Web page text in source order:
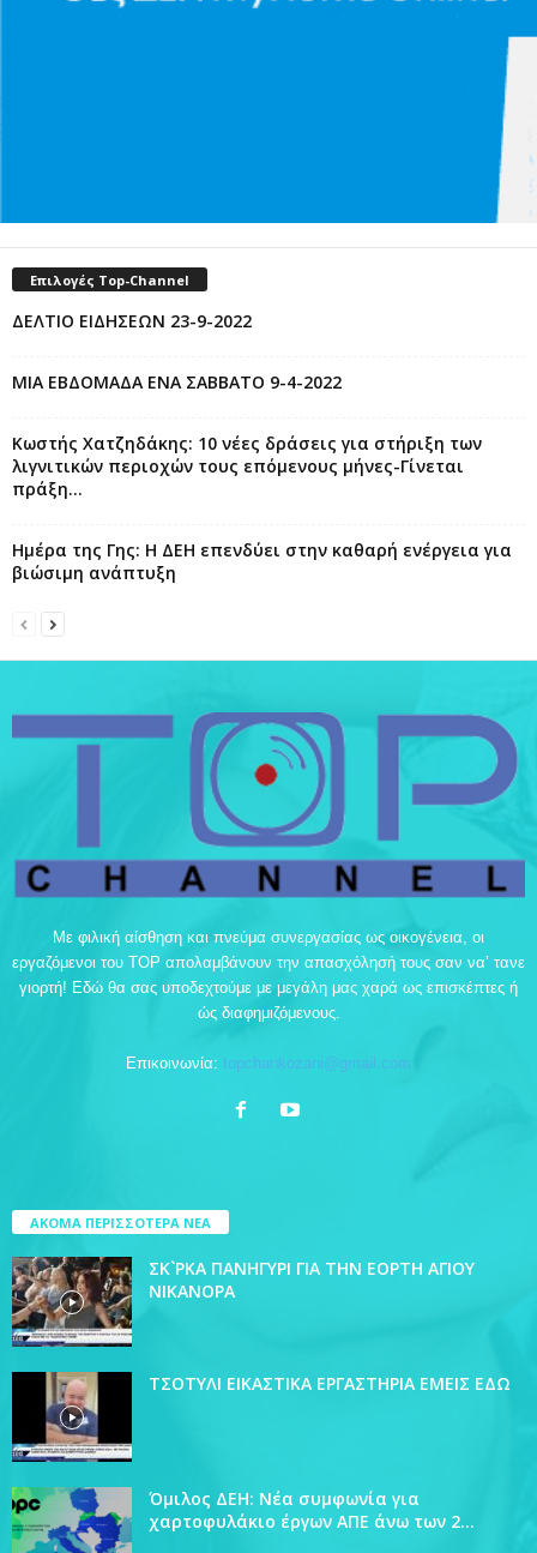
Επιλογές Top-Channel
ΔΕΛΤΙΟ ΕΙΔΗΣΕΩΝ 23-9-2022
ΜΙΑ ΕΒΔΟΜΑΔΑ ΕΝΑ ΣΑΒΒΑΤΟ 9-4-2022
Κωστής Χατζηδάκης: 10 νέες δράσεις για στήριξη των
λιγνιτικών περιοχών τους επόμενους μήνες-Γίνεται
πράξη...
Ημέρα της Γης: Η ΔΕΗ επενδύει στην καθαρή ενέργεια για
βιώσιμη ανάπτυξη
Με φιλική αίσθηση και πνεύμα συνεργασίας ως οικογένεια, οι
εργαζόμενοι του TOP απολαμβάνουν την απασχόλησή τους σαν να’ τανε
γιορτή! Εδώ θα σας υποδεχτούμε με μεγάλη μας χαρά ως επισκέπτες ή
ώς διαφημιζόμενους.
Επικοινωνία: topchankozani@gmail.com
ΑΚΟΜΑ ΠΕΡΙΣΣΟΤΕΡΑ ΝΕΑ
ΣΚ`ΡΚΑ ΠΑΝΗΓΥΡΙ ΓΙΑ ΤΗΝ ΕΟΡΤΗ ΑΓΙΟΥ
ΝΙΚΑΝΟΡΑ
ΤΣΟΤΥΛΙ ΕΙΚΑΣΤΙΚΑ ΕΡΓΑΣΤΗΡΙΑ ΕΜΕΙΣ ΕΔΩ
Όμιλος ΔΕΗ: Νέα συμφωνία για
χαρτοφυλάκιο έργων ΑΠΕ άνω των 2...